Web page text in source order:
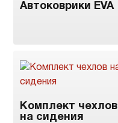
Автоковрики EVA
Комплект чехлов
на сидения